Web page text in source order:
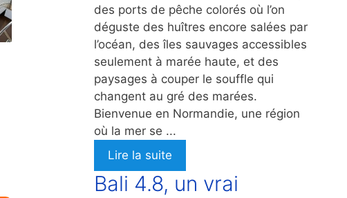
des ports de pêche colorés où l’on
déguste des huîtres encore salées par
l’océan, des îles sauvages accessibles
seulement à marée haute, et des
paysages à couper le souffle qui
changent au gré des marées.
Bienvenue en Normandie, une région
où la mer se ...
Lire la suite
Bali 4.8, un vrai